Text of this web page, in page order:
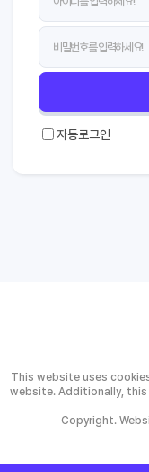
자동로그인
This website uses
website. Additionally,
Copyright.